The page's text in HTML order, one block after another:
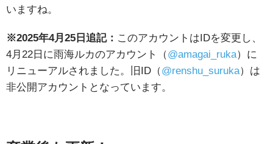
いますね。
※2025年4月25日追記： このアカウントはIDを変更し、
4月22日に雨海ルカのアカウント（@amagai_ruka）に
リニューアルされました。旧ID（@renshu_suruka）は
非公開アカウントとなっています。